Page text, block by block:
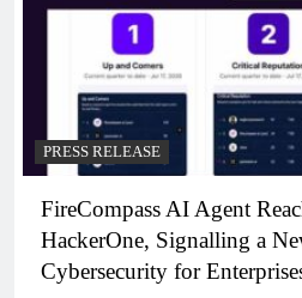
PRESS RELEASE
FireCompass AI Agent
HackerOne, Signalling a
Cybersecurity for